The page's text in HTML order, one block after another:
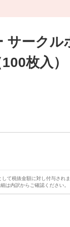
サークル
枚入
て税抜金額に対し付与され
は内訳からご確認ください。